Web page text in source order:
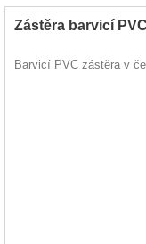
Zástěra barvicí
Barvicí PVC zástěra v